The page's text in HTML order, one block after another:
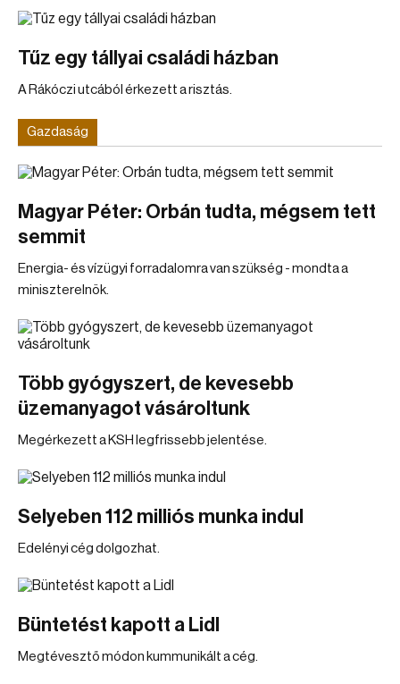
Tűz egy tállyai családi házban
A Rákóczi utcából érkezett a risztás.
Gazdaság
Magyar Péter: Orbán tudta, mégsem tett
semmit
Energia- és vízügyi forradalomra van szükség - mondta a
miniszterelnök.
Több gyógyszert, de kevesebb
üzemanyagot vásároltunk
Megérkezett a KSH legfrissebb jelentése.
Selyeben 112 milliós munka indul
Edelényi cég dolgozhat.
Büntetést kapott a Lidl
Megtévesztő módon kummunikált a cég.